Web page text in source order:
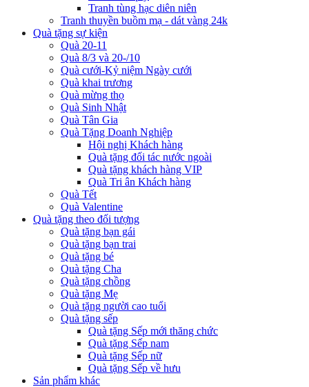
Tranh tùng hạc diên niên
Tranh thuyền buồm mạ - dát vàng 24k
Quà tặng sự kiện
Quà 20-11
Quà 8/3 và 20-/10
Quà cưới-Kỷ niệm Ngày cưới
Quà khai trương
Quà mừng thọ
Quà Sinh Nhật
Quà Tân Gia
Quà Tặng Doanh Nghiệp
Hội nghị Khách hàng
Quà tặng đối tác nước ngoài
Quà tặng khách hàng VIP
Quà Tri ân Khách hàng
Quà Tết
Quà Valentine
Quà tặng theo đối tượng
Quà tặng bạn gái
Quà tặng bạn trai
Quà tặng bé
Quà tặng Cha
Quà tặng chồng
Quà tặng Mẹ
Quà tặng người cao tuổi
Quà tặng sếp
Quà tặng Sếp mới thăng chức
Quà tặng Sếp nam
Quà tặng Sếp nữ
Quà tặng Sếp về hưu
Sản phẩm khác